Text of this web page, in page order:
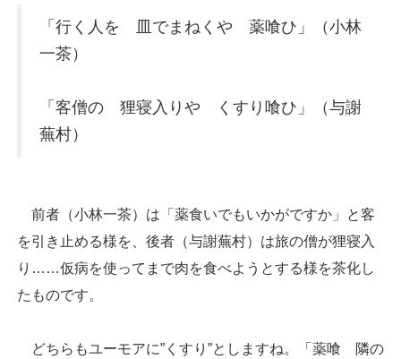
「行く人を 皿でまねくや 薬喰ひ」（小林
一茶）
「客僧の 狸寝入りや くすり喰ひ」（与謝
蕪村）
前者（小林一茶）は「薬食いでもいかがですか」と客
を引き止める様を、後者（与謝蕪村）は旅の僧が狸寝入
り……仮病を使ってまで肉を食べようとする様を茶化し
たものです。
どちらもユーモアに”くすり”としますね。「薬喰 隣の